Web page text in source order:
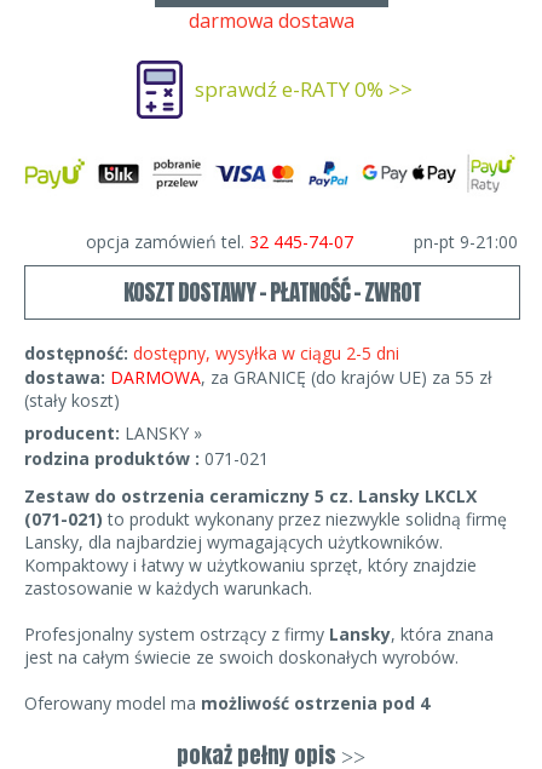
darmowa dostawa
sprawdź e-RATY 0% >>
opcja zamówień tel. 32 445-74-07 pn-pt 9-21:00
KOSZT DOSTAWY - PŁATNOŚĆ - ZWROT
dostępność: dostępny, wysyłka w ciągu 2-5 dni
dostawa: DARMOWA, za GRANICĘ (do krajów UE) za 55 zł
(stały koszt)
producent: LANSKY »
rodzina produktów : 071-021
Zestaw do ostrzenia ceramiczny 5 cz. Lansky LKCLX
(071-021) to produkt wykonany przez niezwykle solidną firmę
Lansky, dla najbardziej wymagających użytkowników.
Kompaktowy i łatwy w użytkowaniu sprzęt, który znajdzie
zastosowanie w każdych warunkach.
Profesjonalny system ostrzący z firmy Lansky, która znana
jest na całym świecie ze swoich doskonałych wyrobów.
Oferowany model ma możliwość ostrzenia pod 4
w prosty sposób potrafimy naostrzyć nasz nóz.
pokaż pełny opis >>